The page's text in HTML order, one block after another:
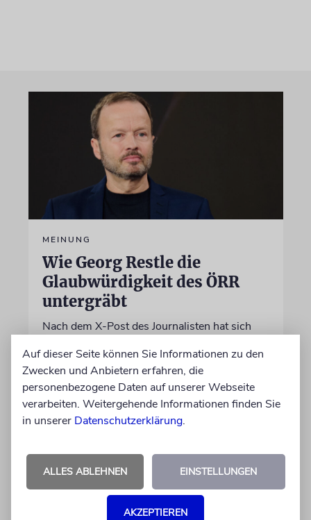
MEINUNG
Wie Georg Restle die
Glaubwürdigkeit des ÖRR
untergräbt
Nach dem X-Post des Journalisten hat sich
Gemeinde Köln, an WDR-
Programmdirektorin Andrea Schafarczyk
gewandt. Wir dokumentieren das Schreiben
im Wortlaut
07.08.2026
Auf dieser Seite können Sie Informationen zu den
Zwecken und Anbietern erfahren, die
personenbezogene Daten auf unserer Webseite
verarbeiten. Weitergehende Informationen finden Sie
in unserer Datenschutzerklärung.
ALLES ABLEHNEN EINSTELLUNGEN
AKZEPTIEREN